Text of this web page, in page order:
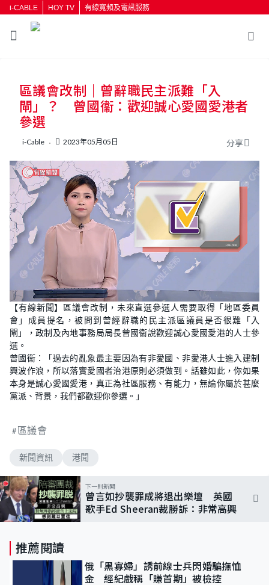
i-CABLE HOY TV 有線寬頻及電訊服務
按輸入鍵開始搜尋
區議會改制｜曾辭職民主派難「入
閘」？ 曾國衞：歡迎誠心愛國愛港者
參選
i-Cable 2023年05月05日 分享
U
n
m
u
t
e
L
o
a
d
e
d
:
.
0
0
%
【有線新聞】區議會改制，未來直選參選人需要取得「地區委員
會」成員提名，被問到曾經辭職的民主派區議員是否很難「入
閘」，政制及內地事務局局長曾國衞說歡迎誠心愛國愛港的人士參
選。
曾國衞：「過去的亂象最主要因為有非愛國、非愛港人士進入建制
興波作浪，所以落實愛國者治港原則必須做到。話雖如此，你如果
本身是誠心愛國愛港，真正為社區服務、有能力，無論你屬於甚麼
黨派、背景，我們都歡迎你參選。」
區議會
新聞資訊 港聞
下一則新聞
曾言如抄襲罪成將退出樂壇 英國
歌手Ed Sheeran裁勝訴：非常高興
推薦閱讀
俄「黑寡婦」誘前線士兵閃婚騙撫恤
金 經紀戲稱「賺首期」被檢控